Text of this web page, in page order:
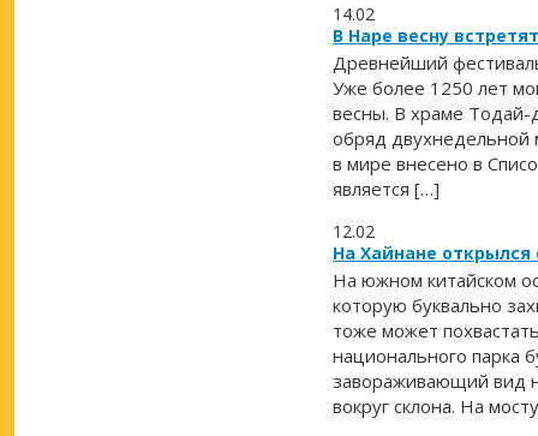
14.02
В Наре весну
Древнейший
Уже более 1250 лет
весны. В храме Тодай-
обряд двухнедельной
в мире внесено в
является […]
12.02
На Хайнане
На южном китайском
которую буквально
тоже может
национального парка
завораживающий вид
вокруг склона. На